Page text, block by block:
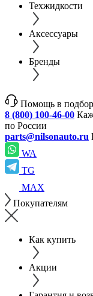
Техжидкости
Аксессуары
Бренды
Помощь в
8 (800) 100-46-00
по России
parts@nilsonauto.ru
WA
TG
MAX
Покупателям
Как купить
Акции